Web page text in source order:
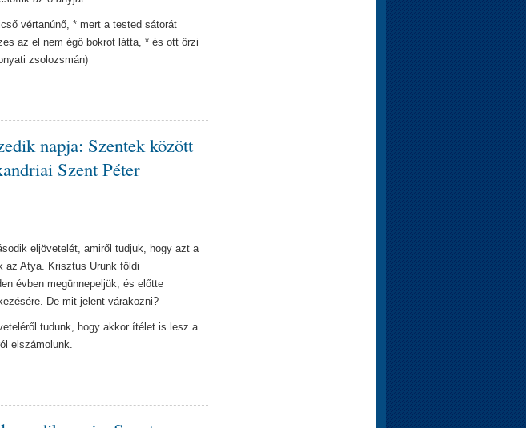
vértanúnő, * mert a tested sátorát
az el nem égő bokrot látta, * és ott őrzi
zsolozsmán)
napja: Szentek között
Szent Péter
eljövetelét, amiről tudjuk, hogy azt a
az Atya. Krisztus Urunk földi
évben megünnepeljük, és előtte
De mit jelent várakozni?
tudunk, hogy akkor ítélet is lesz a
elszámolunk.